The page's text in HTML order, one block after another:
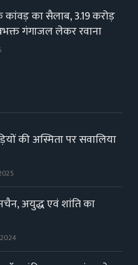
कांवड़ का सैलाब, 3.19 करोड़
गंगाजल लेकर रवाना
की अस्मिता पर सवालिया
अयुद्ध एवं शांति का